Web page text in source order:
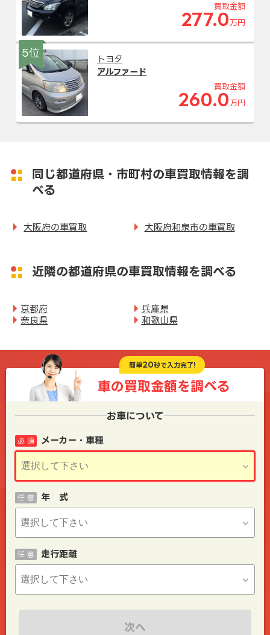
買取金額
277.0 万円
5位
トヨタ
アルファード
買取金額
260.0 万円
同じ都道府県・市町村の車買取情報を調
べる
大阪府の車買取 大阪府和泉市の車買取
近隣の都道府県の車買取情報を調べる
京都府
兵庫県
奈良県
和歌山県
簡単20秒で入力完了!
車の買取金額を調べる
お車について
メーカー・車種
必 須
年 式
任 意
走行距離
任 意
次へ